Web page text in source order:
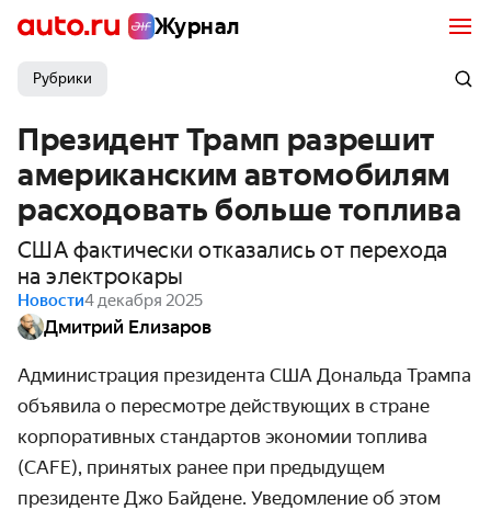
Журнал
Рубрики
Президент Трамп разрешит
американским автомобилям
расходовать больше топлива
США фактически отказались от перехода
на электрокары
Новости4 декабря 2025
Дмитрий Елизаров
Администрация президента США Дональда Трампа
объявила о пересмотре действующих в стране
корпоративных стандартов экономии топлива
(CAFE), принятых ранее при предыдущем
президенте Джо Байдене. Уведомление об этом